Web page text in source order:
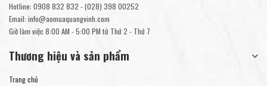
Hotline: 0908 832 832 -(028) 398 00252
Email: info@aomuaquangvinh.com
Giờ làm việc 8:00 AM - 5:00 PM từ Thứ 2 - Thứ 7
Thương hiệu và sản phẩm
Trang chủ